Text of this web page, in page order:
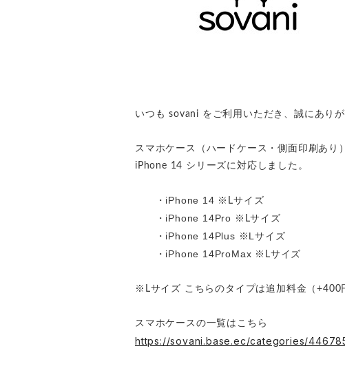
いつも sovani をご利用いただき、誠にありが
スマホケース（ハードケース・側面印刷あり）
iPhone 14 シリーズに対応しました。
・iPhone 14 ※Lサイズ
・iPhone 14Pro ※Lサイズ
・iPhone 14Plus ※Lサイズ
・iPhone 14ProMax ※Lサイズ
※Lサイズ こちらのタイプは追加料金（+400
スマホケースの一覧はこちら
https://sovani.base.ec/categories/